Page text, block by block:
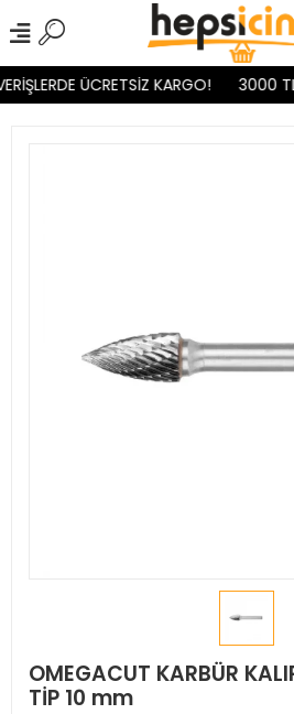
ÜCRETSİZ KARGO! 3000 TL
OMEGACUT KARBÜR
TİP 10 mm